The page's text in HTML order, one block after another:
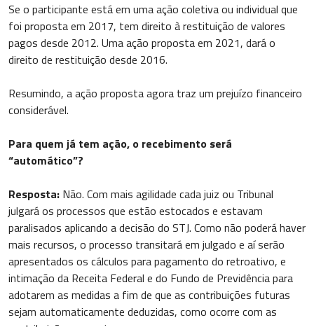
Se o participante está em uma ação coletiva ou individual que
foi proposta em 2017, tem direito à restituição de valores
pagos desde 2012. Uma ação proposta em 2021, dará o
direito de restituição desde 2016.
Resumindo, a ação proposta agora traz um prejuízo financeiro
considerável.
Para quem já tem ação, o recebimento será
“automático”?
Resposta: Não. Com mais agilidade cada juiz ou Tribunal
julgará os processos que estão estocados e estavam
paralisados aplicando a decisão do STJ. Como não poderá haver
mais recursos, o processo transitará em julgado e aí serão
apresentados os cálculos para pagamento do retroativo, e
intimação da Receita Federal e do Fundo de Previdência para
adotarem as medidas a fim de que as contribuições futuras
sejam automaticamente deduzidas, como ocorre com as